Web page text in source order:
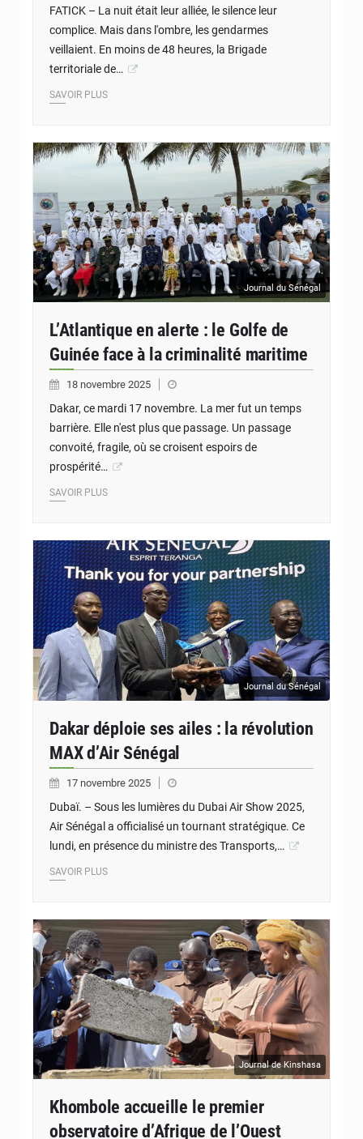
FATICK – La nuit était leur alliée, le silence leur
complice. Mais dans l'ombre, les gendarmes
veillaient. En moins de 48 heures, la Brigade
territoriale de…
SAVOIR PLUS
Journal du Sénégal
L’Atlantique en alerte : le Golfe de
Guinée face à la criminalité maritime
18 novembre 2025
Dakar, ce mardi 17 novembre. La mer fut un temps
barrière. Elle n'est plus que passage. Un passage
convoité, fragile, où se croisent espoirs de
prospérité…
SAVOIR PLUS
Journal du Sénégal
Dakar déploie ses ailes : la révolution
MAX d’Air Sénégal
17 novembre 2025
Dubaï. – Sous les lumières du Dubai Air Show 2025,
Air Sénégal a officialisé un tournant stratégique. Ce
lundi, en présence du ministre des Transports,…
SAVOIR PLUS
Journal de Kinshasa
Khombole accueille le premier
observatoire d’Afrique de l’Ouest